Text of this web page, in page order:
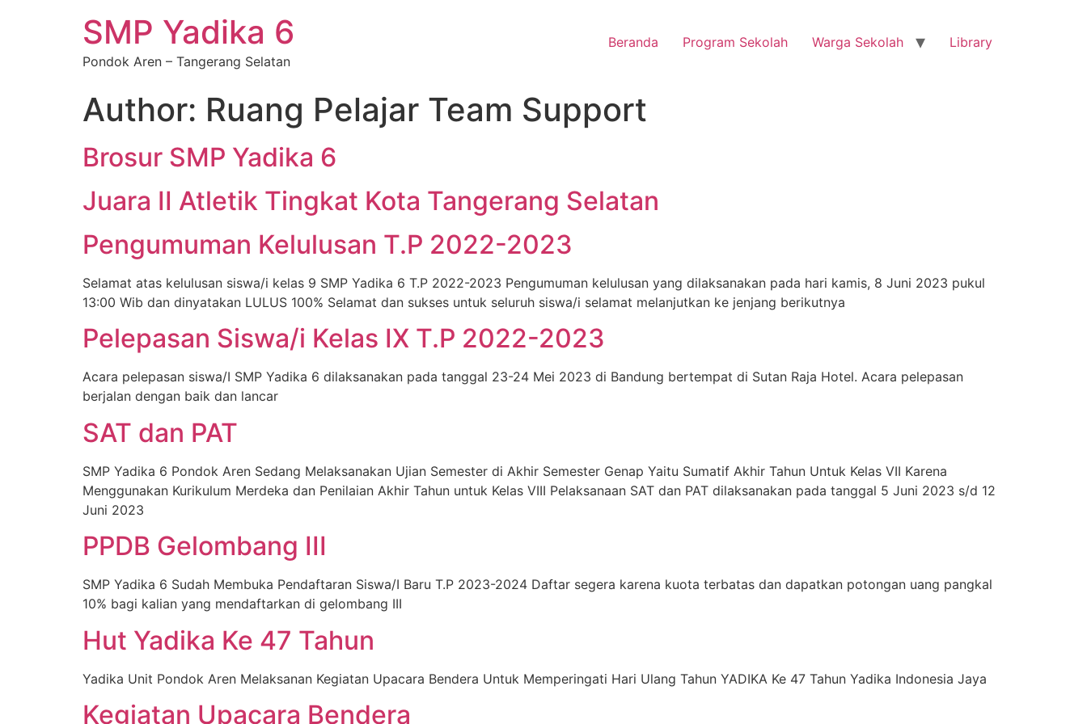
SMP Yadika 6
Pondok Aren – Tangerang Selatan
Beranda Program Sekolah Warga Sekolah Library
Author: Ruang Pelajar Team Support
Brosur SMP Yadika 6
Juara II Atletik Tingkat Kota Tangerang Selatan
Pengumuman Kelulusan T.P 2022-2023
Selamat atas kelulusan siswa/i kelas 9 SMP Yadika 6 T.P 2022-2023 Pengumuman kelulusan yang dilaksanakan pada hari kamis, 8 Juni 2023 pukul
13:00 Wib dan dinyatakan LULUS 100% Selamat dan sukses untuk seluruh siswa/i selamat melanjutkan ke jenjang berikutnya
Pelepasan Siswa/i Kelas IX T.P 2022-2023
Acara pelepasan siswa/I SMP Yadika 6 dilaksanakan pada tanggal 23-24 Mei 2023 di Bandung bertempat di Sutan Raja Hotel. Acara pelepasan
berjalan dengan baik dan lancar
SAT dan PAT
SMP Yadika 6 Pondok Aren Sedang Melaksanakan Ujian Semester di Akhir Semester Genap Yaitu Sumatif Akhir Tahun Untuk Kelas VII Karena
Menggunakan Kurikulum Merdeka dan Penilaian Akhir Tahun untuk Kelas VIII Pelaksanaan SAT dan PAT dilaksanakan pada tanggal 5 Juni 2023 s/d 12
Juni 2023
PPDB Gelombang III
SMP Yadika 6 Sudah Membuka Pendaftaran Siswa/I Baru T.P 2023-2024 Daftar segera karena kuota terbatas dan dapatkan potongan uang pangkal
10% bagi kalian yang mendaftarkan di gelombang III
Hut Yadika Ke 47 Tahun
Yadika Unit Pondok Aren Melaksanan Kegiatan Upacara Bendera Untuk Memperingati Hari Ulang Tahun YADIKA Ke 47 Tahun Yadika Indonesia Jaya
Kegiatan Upacara Bendera